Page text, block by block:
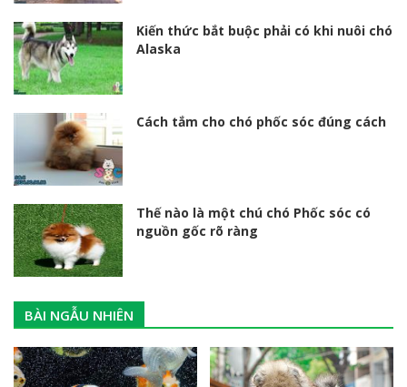
Kiến thức bắt buộc phải có khi nuôi chó
Alaska
Cách tắm cho chó phốc sóc đúng cách
Thế nào là một chú chó Phốc sóc có
nguồn gốc rõ ràng
BÀI NGẪU NHIÊN